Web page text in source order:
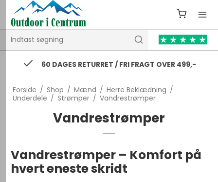
60 DAGES RETURRET / FRI FRAGT OVER 499,-
Forside / Shop / Mænd / Herre Beklædning /
Underdele / Strømper / Vandrestrømper
Vandrestrømper
Vandrestrømper – Komfort på
hvert eneste skridt